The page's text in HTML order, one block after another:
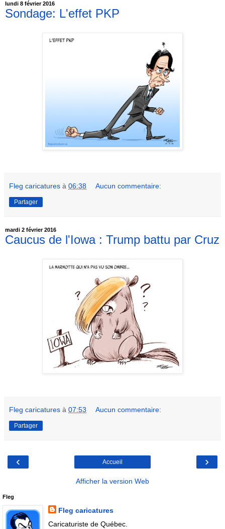
lundi 8 février 2016
Sondage: L'effet PKP
Fleg caricatures à 06:38 Aucun commentaire:
Partager
mardi 2 février 2016
Caucus de l'Iowa : Trump battu par Cruz
Fleg caricatures à 07:53 Aucun commentaire:
Partager
‹ ›
Accueil
Afficher la version Web
Fleg
Fleg caricatures
Caricaturiste de Québec.